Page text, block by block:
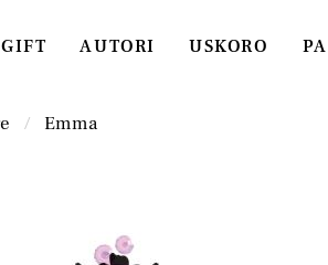
GIFT AUTORI USKORO
Emma